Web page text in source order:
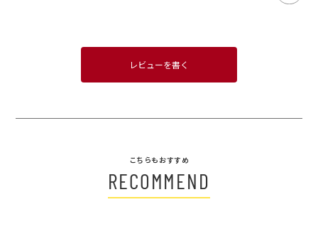
レビューを書く
こちらもおすすめ
RECOMMEND